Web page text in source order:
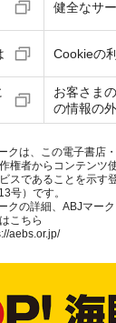
健全なサ
Cookieの
お客さま
の情報の
クは、この電子書店
権者からコンテンツ
スであることを示す
号）です。
クの詳細、ABJマー
こちら
aebs.or.jp/